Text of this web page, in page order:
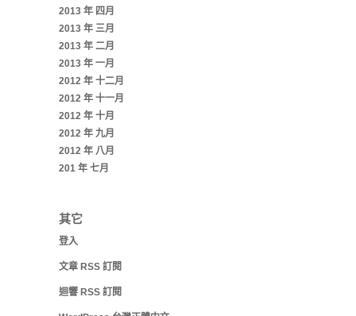
2013 年 四月
2013 年 三月
2013 年 二月
2013 年 一月
2012 年 十二月
2012 年 十一月
2012 年 十月
2012 年 九月
2012 年 八月
201 年 七月
其它
登入
文章 RSS 訂閱
迴響 RSS 訂閱